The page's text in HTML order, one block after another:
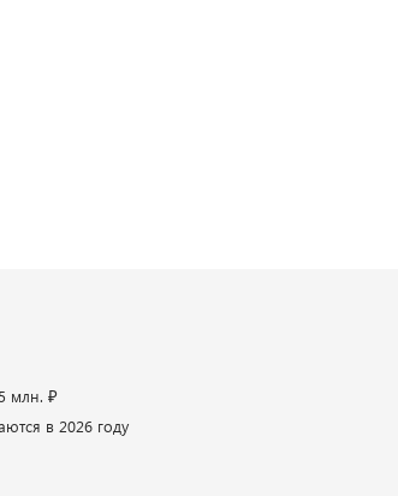
млн. ₽
в 2026 году